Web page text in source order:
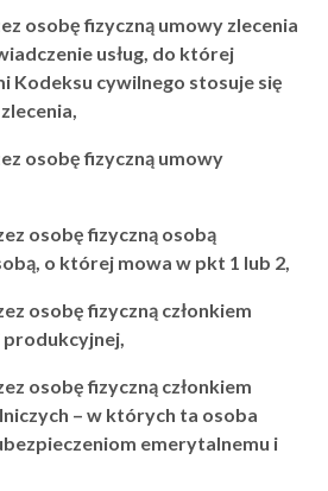
osobę fizyczną umowy zlecenia
usług, do której
Kodeksu cywilnego stosuje się
osobę fizyczną umowy
osobę fizyczną osobą
o której mowa w pkt 1 lub 2,
osobę fizyczną członkiem
produkcyjnej,
osobę fizyczną członkiem
– w których ta osoba
emerytalnemu i